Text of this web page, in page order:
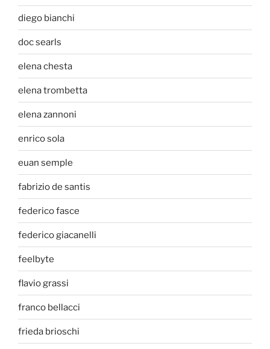
diego bianchi
doc searls
elena chesta
elena trombetta
elena zannoni
enrico sola
euan semple
fabrizio de santis
federico fasce
federico giacanelli
feelbyte
flavio grassi
franco bellacci
frieda brioschi